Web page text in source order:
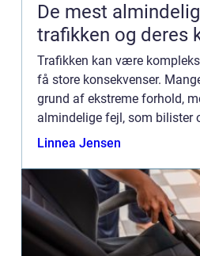
De mest
trafikken og deres
Trafikken kan være
få store konsekvenser.
grund af ekstreme forhold,
almindelige fejl, som bilister
hverdagen. Det kan være...
Linnea Jensen